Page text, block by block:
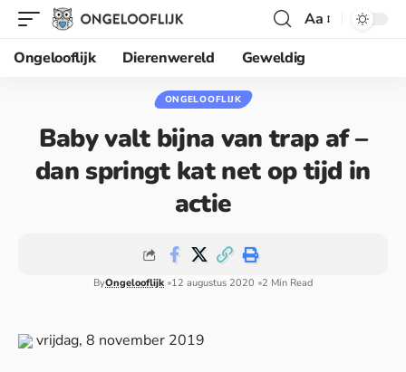
Aa
Ongelooflijk
Dierenwereld Geweldig
ONGELOOFLIJK
Baby valt bijna van trap af –
dan springt kat net op tijd in
actie
ByOngelooflijk 12 augustus 2020 2 Min Read
vrijdag, 8 november 2019